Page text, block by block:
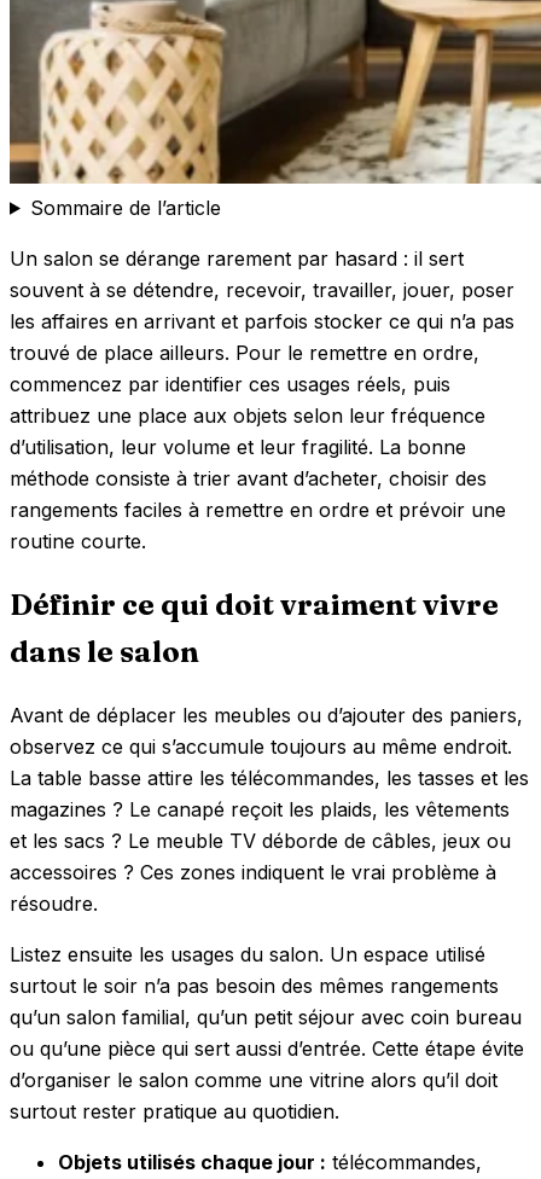
Sommaire de l’article
Un salon se dérange rarement par hasard : il sert
souvent à se détendre, recevoir, travailler, jouer, poser
les affaires en arrivant et parfois stocker ce qui n’a pas
trouvé de place ailleurs. Pour le remettre en ordre,
commencez par identifier ces usages réels, puis
attribuez une place aux objets selon leur fréquence
d’utilisation, leur volume et leur fragilité. La bonne
méthode consiste à trier avant d’acheter, choisir des
rangements faciles à remettre en ordre et prévoir une
routine courte.
Définir ce qui doit vraiment vivre
dans le salon
Avant de déplacer les meubles ou d’ajouter des paniers,
observez ce qui s’accumule toujours au même endroit.
La table basse attire les télécommandes, les tasses et les
magazines ? Le canapé reçoit les plaids, les vêtements
et les sacs ? Le meuble TV déborde de câbles, jeux ou
accessoires ? Ces zones indiquent le vrai problème à
résoudre.
Listez ensuite les usages du salon. Un espace utilisé
surtout le soir n’a pas besoin des mêmes rangements
qu’un salon familial, qu’un petit séjour avec coin bureau
ou qu’une pièce qui sert aussi d’entrée. Cette étape évite
d’organiser le salon comme une vitrine alors qu’il doit
surtout rester pratique au quotidien.
Objets utilisés chaque jour : télécommandes,